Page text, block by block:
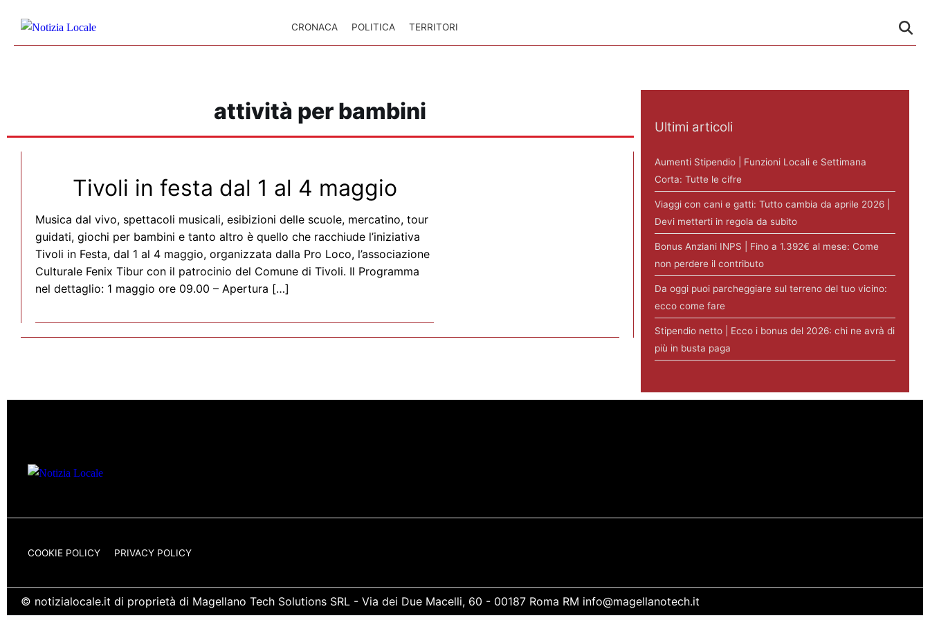
CRONACA POLITICA TERRITORI
attività per bambini
Tivoli in festa dal 1 al 4 maggio
Musica dal vivo, spettacoli musicali, esibizioni delle scuole, mercatino, tour
guidati, giochi per bambini e tanto altro è quello che racchiude l’iniziativa
Tivoli in Festa, dal 1 al 4 maggio, organizzata dalla Pro Loco, l’associazione
Culturale Fenix Tibur con il patrocinio del Comune di Tivoli. Il Programma
nel dettaglio: 1 maggio ore 09.00 – Apertura […]
Ultimi articoli
Aumenti Stipendio | Funzioni Locali e Settimana
Corta: Tutte le cifre
Viaggi con cani e gatti: Tutto cambia da aprile 2026 |
Devi metterti in regola da subito
Bonus Anziani INPS | Fino a 1.392€ al mese: Come
non perdere il contributo
Da oggi puoi parcheggiare sul terreno del tuo vicino:
ecco come fare
Stipendio netto | Ecco i bonus del 2026: chi ne avrà di
più in busta paga
COOKIE POLICY PRIVACY POLICY
© notizialocale.it di proprietà di Magellano Tech Solutions SRL - Via dei Due Macelli, 60 - 00187 Roma RM info@magellanotech.it